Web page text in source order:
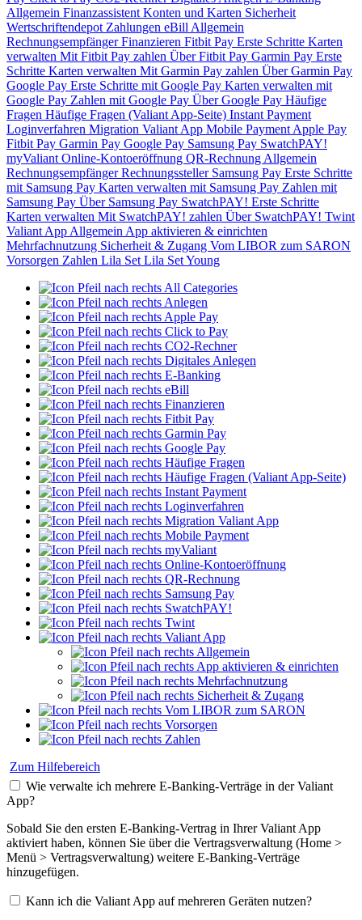
Allgemein Finanzassistent Konten und Karten Sicherheit
Wertschriftendepot Zahlungen eBill Allgemein
RechnungsempfängerFinanzieren Fitbit Pay Erste Schritte Karten
verwalten Mit Fitbit Pay zahlen Über Fitbit Pay Garmin Pay Erste
Schritte Karten verwalten Mit Garmin Pay zahlen Über Garmin Pay
Google Pay Erste Schritte mit Google Pay Karten verwalten mit
Google Pay Zahlen mit Google Pay Über Google Pay Häufige
Fragen Häufige Fragen (Valiant App-Seite) Instant Payment
Loginverfahren Migration Valiant App Mobile Payment Apple Pay
Fitbit Pay Garmin Pay Google Pay Samsung Pay SwatchPAY!
myValiant Online-Kontoeröffnung QR-Rechnung Allgemein
RechnungsempfängerRechnungssteller Samsung Pay Erste Schritte
mit Samsung Pay Karten verwalten mit Samsung Pay Zahlen mit
Samsung Pay Über Samsung Pay SwatchPAY! Erste Schritte
Karten verwalten Mit SwatchPAY! zahlen Über SwatchPAY! Twint
Valiant App Allgemein App aktivieren & einrichten
Mehrfachnutzung Sicherheit & Zugang Vom LIBOR zum SARON
Vorsorgen Zahlen Lila Set Lila Set Young
All Categories
Anlegen
Apple Pay
Click to Pay
CO2-Rechner
Digitales Anlegen
E-Banking
eBill
Finanzieren
Fitbit Pay
Garmin Pay
Google Pay
Häufige Fragen
Häufige Fragen (Valiant App-Seite)
Instant Payment
Loginverfahren
Migration Valiant App
Mobile Payment
myValiant
Online-Kontoeröffnung
QR-Rechnung
Samsung Pay
SwatchPAY!
Twint
Valiant App
Allgemein
App aktivieren & einrichten
Mehrfachnutzung
Sicherheit & Zugang
Vom LIBOR zum SARON
Vorsorgen
Zahlen
Zum Hilfebereich
Wie verwalte ich mehrere E-Banking-Verträge in der Valiant
App?
Sobald Sie den ersten E-Banking-Vertrag in Ihrer Valiant App
aktiviert haben, können Sie über die Vertragsverwaltung (Home >
Menü > Vertragsverwaltung) weitere E-Banking-Verträge
hinzugefügen.
Kann ich die Valiant App auf mehreren Geräten nutzen?